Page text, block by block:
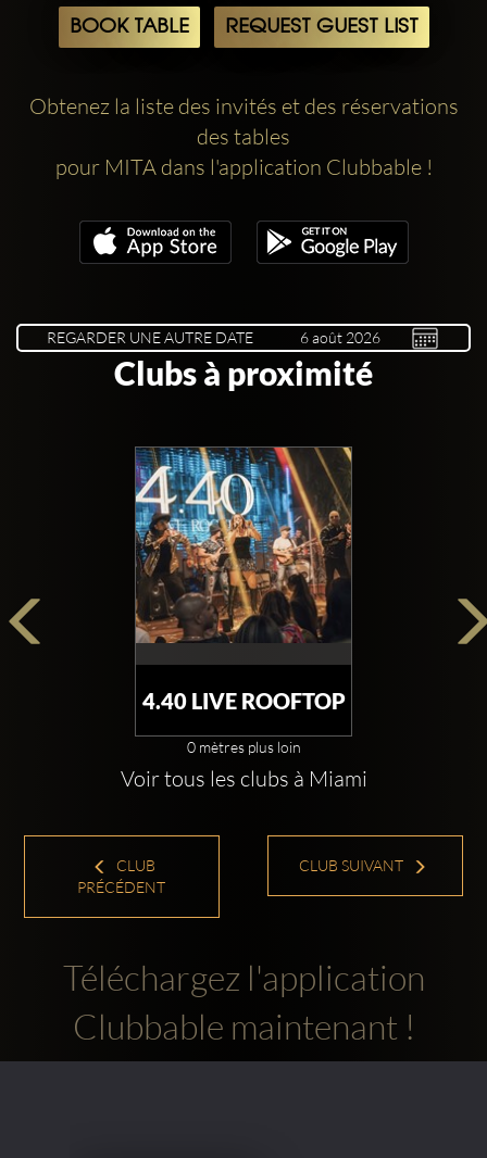
BOOK TABLE REQUEST GUEST LIST
Obtenez la liste des invités et des réservations
des tables
pour MITA dans l'application Clubbable !
REGARDER UNE AUTRE DATE
Clubs à proximité
4.40 LIVE ROOFTOP
0 mètres plus loin
Voir tous les clubs à Miami
CLUB
PRÉCÉDENT
CLUB SUIVANT
Téléchargez l'application
Clubbable maintenant !